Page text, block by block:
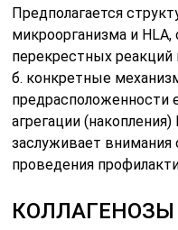
Предполагается
микроорганизма и
перекрестных реакций
б. конкретные
предрасположенности
агрегации
заслуживает
проведения